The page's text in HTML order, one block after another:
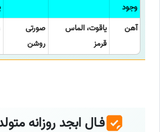
وجود
آهن
یاقوت، الماس
قرمز
صورتی
روشن
فـال ابجد روزانه